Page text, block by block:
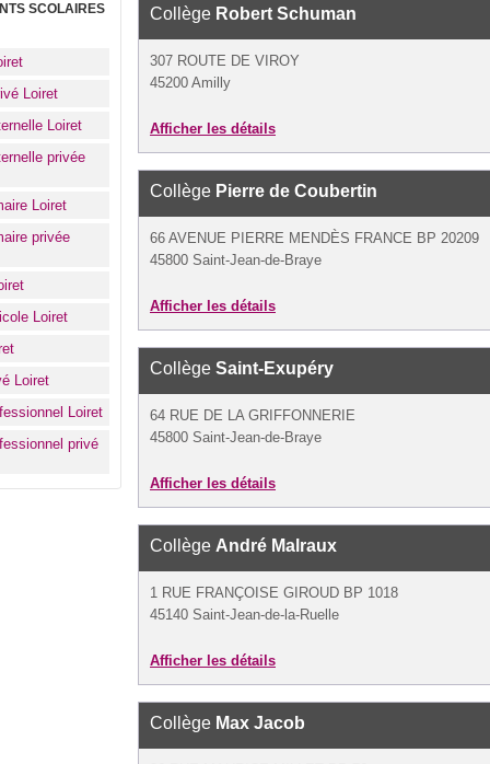
SCOLAIRES
Loiret
Loiret
privée
Loiret
privée
Loiret
Loiret
Loiret
privé
Collège Robert Schuman
307 ROUTE DE VIROY
45200 Amilly
Afficher les détails
Collège Pierre de Coubertin
66 AVENUE PIERRE MENDÈS FRANCE BP 20209
45800 Saint-Jean-de-Braye
Afficher les détails
Collège Saint-Exupéry
64 RUE DE LA GRIFFONNERIE
45800 Saint-Jean-de-Braye
Afficher les détails
Collège André Malraux
1 RUE FRANÇOISE GIROUD BP 1018
45140 Saint-Jean-de-la-Ruelle
Afficher les détails
Collège Max Jacob